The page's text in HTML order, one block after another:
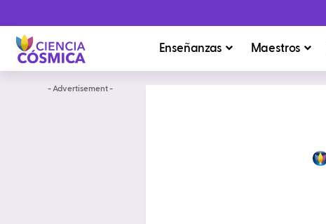
Enseñanzas Maestros
- Advertisement -